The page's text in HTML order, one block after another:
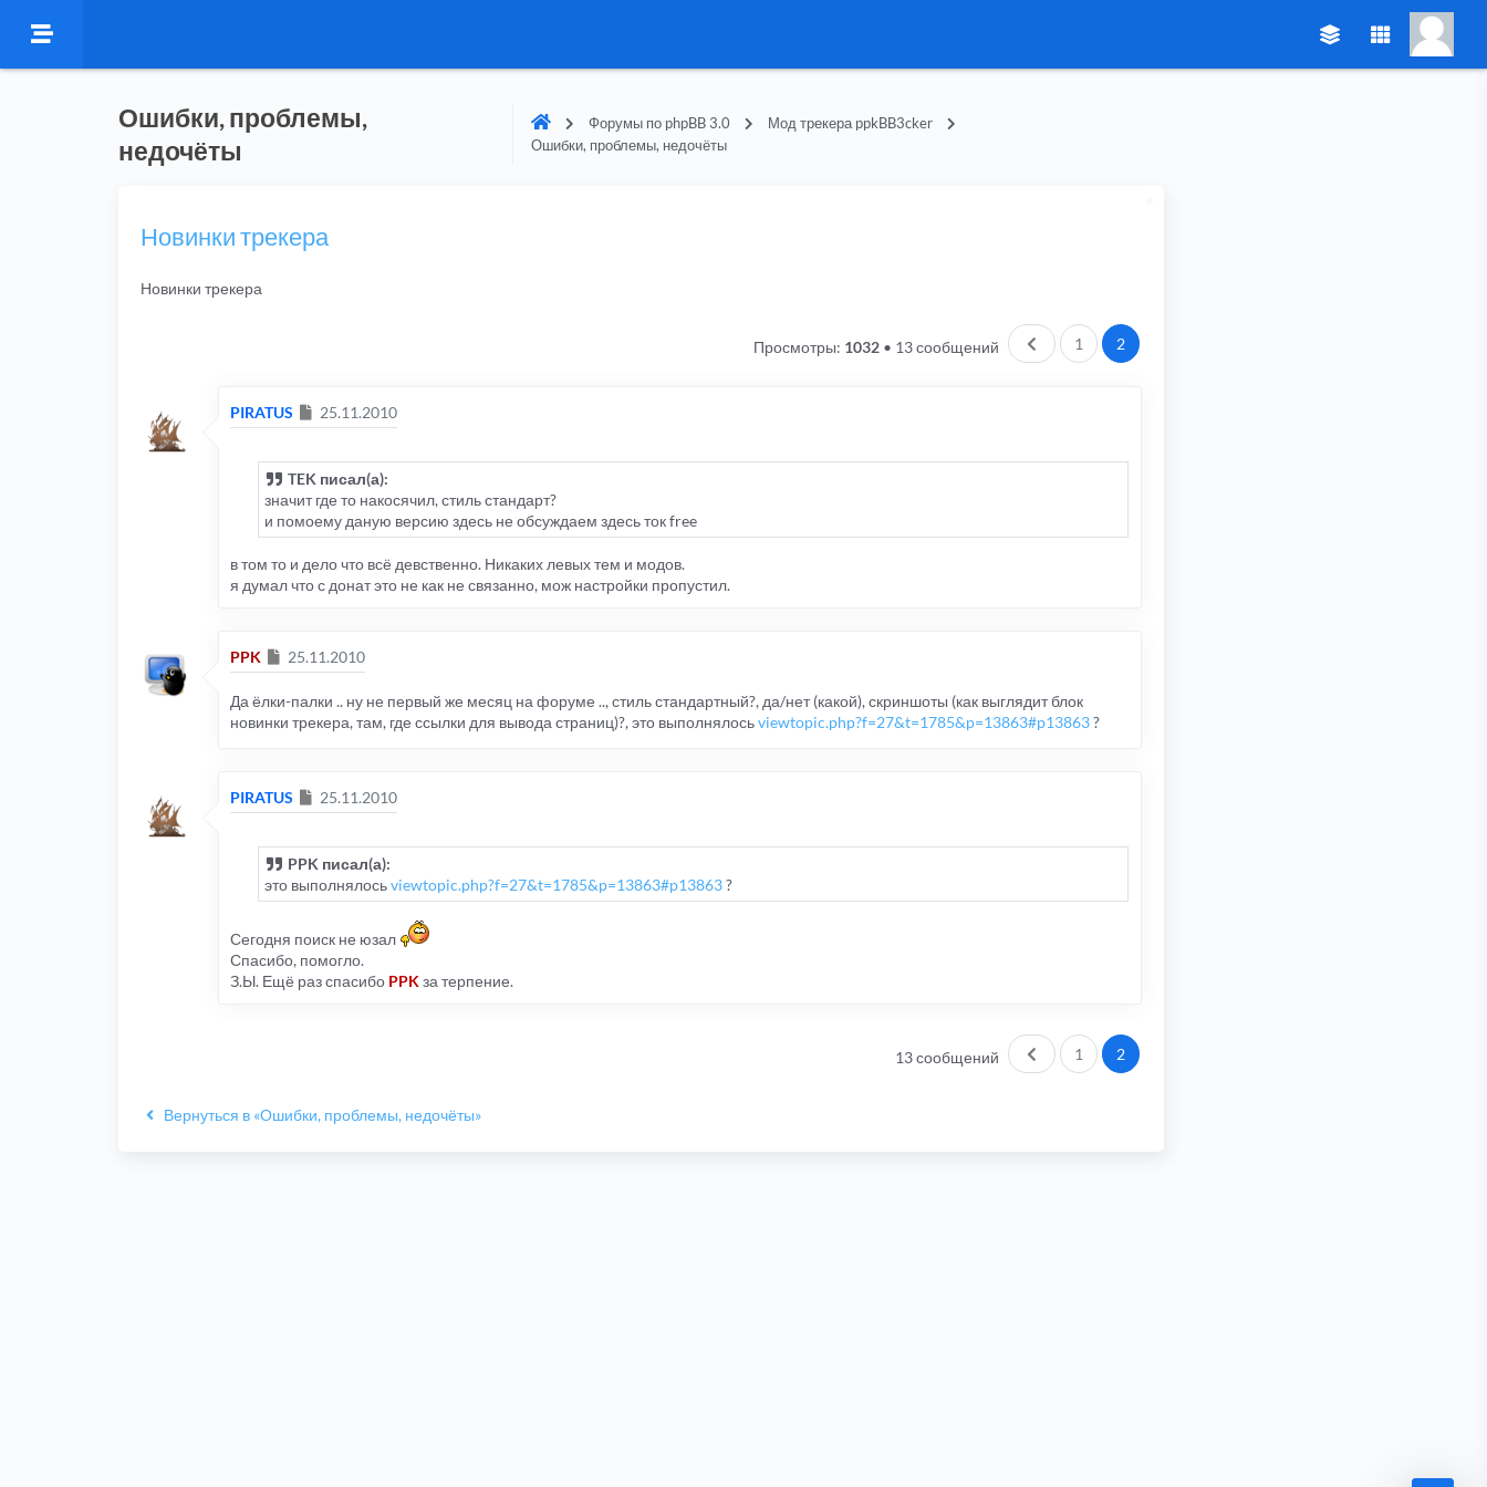
Ошибки, проблемы,
недочёты
Форумы по phpBB 3.0
Мод трекера ppkBB3cker
Ошибки, проблемы, недочёты
Новинки трекера
Новинки трекера
13 сообщений Пред.
1 2
Просмотры: 1032•
PIRATUS Сообщение
25.11.2010
TEK писал(а):
значит где то накосячил, стиль стандарт?
и помоему даную версию здесь не обсуждаем здесь ток free
в том то и дело что всё девственно. Никаких левых тем и модов.
я думал что с донат это не как не связанно, мож настройки пропустил.
PPK Сообщение
25.11.2010
Да ёлки-палки .. ну не первый же месяц на форуме .., стиль стандартный?, да/нет (какой), скриншоты (как выглядит блок
новинки трекера, там, где ссылки для вывода страниц)?, это выполнялосьviewtopic.php?f=27&t=1785&p=13863#p13863?
PIRATUS Сообщение
25.11.2010
PPK писал(а):
это выполнялосьviewtopic.php?f=27&t=1785&p=13863#p13863?
Сегодня поиск не юзал
Спасибо, помогло.
З.Ы. Ещё раз спасибо PPKза терпение.
13 сообщений Пред.
1 2
Вернуться в «Ошибки, проблемы, недочёты»